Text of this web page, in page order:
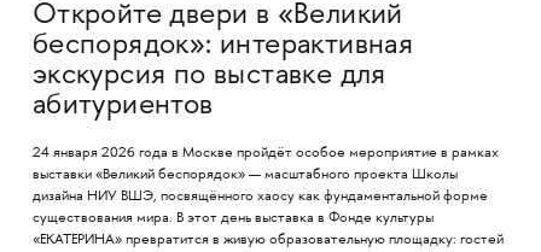
Откройте двери в «Великий
беспорядок»: интерактивная
экскурсия по выставке для
абитуриентов
24 января 2026 года в Москве пройдёт особое мероприятие в рамках
выставки «Великий беспорядок» — масштабного проекта Школы
дизайна НИУ ВШЭ, посвящённого хаосу как фундаментальной форме
существования мира. В этот день выставка в Фонде культуры
«ЕКАТЕРИНА» превратится в живую образовательную площадку: гостей